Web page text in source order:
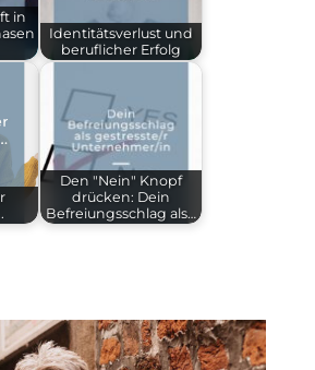
in
Identitätsverlust und
beruflicher Erfolg
Den "Nein" Knopf
drücken: Dein
Befreiungsschlag als…